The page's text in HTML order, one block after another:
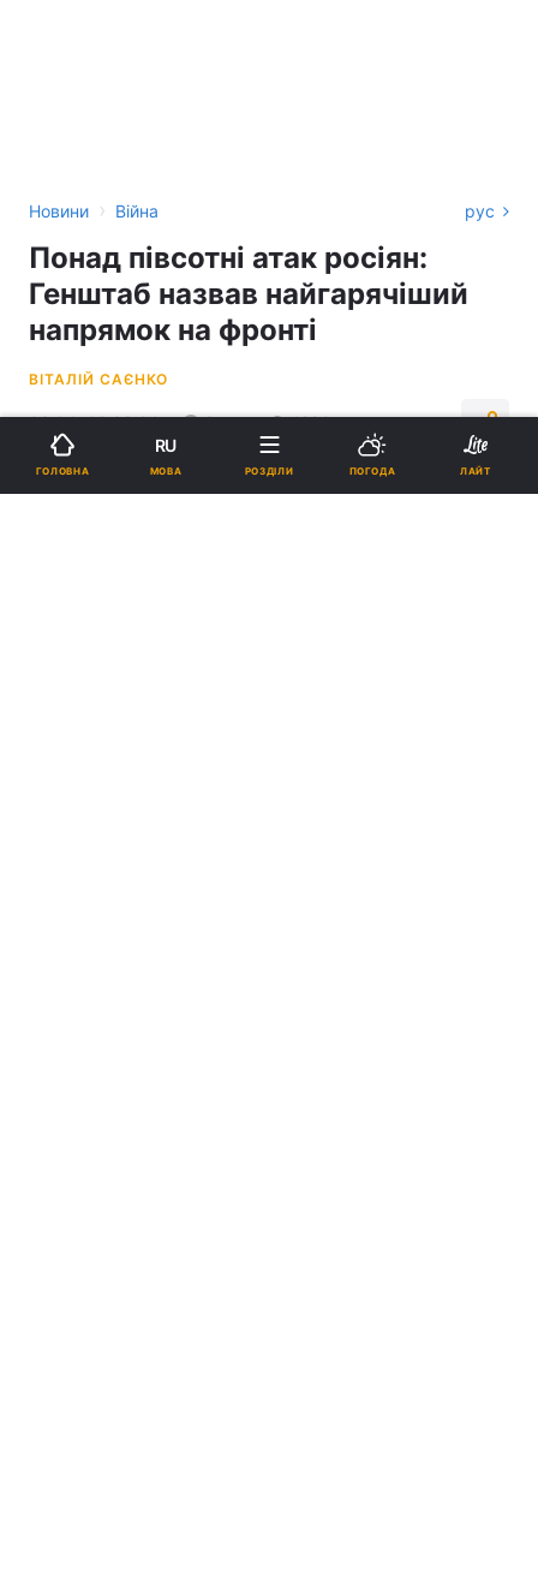
Новини › Війна рус
Понад півсотні атак росіян:
Генштаб назвав найгарячіший
напрямок на фронті
ВІТАЛІЙ САЄНКО
09:04, 02.08.24 3 хв. 1290
Підпишіться на нас в Google
ГОЛОВНА
RU
МОВА РОЗДІЛИ ПОГОДА ЛАЙТ